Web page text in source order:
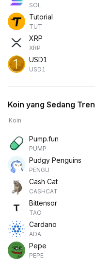
SOL
Tutorial
TUT
XRP
XRP
USD1
USD1
Koin yang Sedang Tren
Koin
Pump.fun
PUMP
Pudgy Penguins
PENGU
Cash Cat
CASHCAT
Bittensor
TAO
Cardano
ADA
Pepe
PEPE